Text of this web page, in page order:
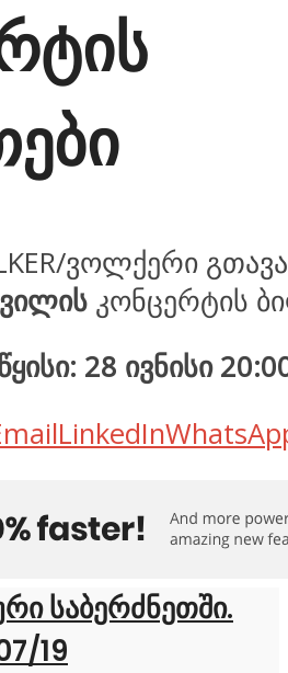
ვოლქერი
კონცერტის
28 ივნისი
LinkedIn
საბერძნეთში.
19